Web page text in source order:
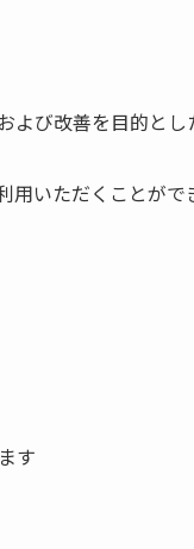
び改善を目的と
いただくことがで
す